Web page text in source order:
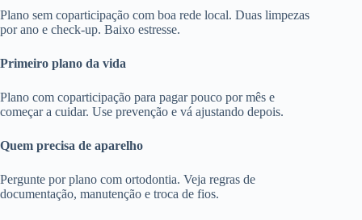
Plano sem coparticipação com boa rede local. Duas limpezas
por ano e check-up. Baixo estresse.
Primeiro plano da vida
Plano com coparticipação para pagar pouco por mês e
começar a cuidar. Use prevenção e vá ajustando depois.
Quem precisa de aparelho
Pergunte por plano com ortodontia. Veja regras de
documentação, manutenção e troca de fios.